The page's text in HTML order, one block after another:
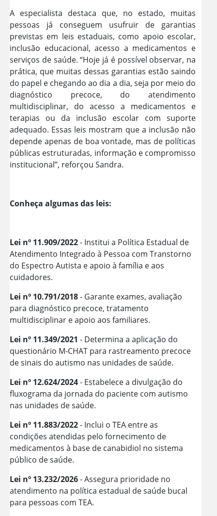
A especialista destaca que, no estado, muitas
pessoas já conseguem usufruir de garantias
previstas em leis estaduais, como apoio escolar,
inclusão educacional, acesso a medicamentos e
serviços de saúde. “Hoje já é possível observar, na
prática, que muitas dessas garantias estão saindo
do papel e chegando ao dia a dia, seja por meio do
diagnóstico precoce, do atendimento
multidisciplinar, do acesso a medicamentos e
terapias ou da inclusão escolar com suporte
adequado. Essas leis mostram que a inclusão não
depende apenas de boa vontade, mas de políticas
públicas estruturadas, informação e compromisso
institucional”, reforçou Sandra.
Conheça algumas das leis:
Lei nº 11.909/2022- Institui a Política Estadual de
Atendimento Integrado à Pessoa com Transtorno
do Espectro Autista e apoio à família e aos
cuidadores.
Lei nº 10.791/2018- Garante exames, avaliação
para diagnóstico precoce, tratamento
multidisciplinar e apoio aos familiares.
Lei nº 11.349/2021 - Determina a aplicação do
questionário M-CHAT para rastreamento precoce
de sinais do autismo nas unidades de saúde.
Lei nº 12.624/2024- Estabelece a divulgação do
fluxograma da jornada do paciente com autismo
nas unidades de saúde.
Lei nº 11.883/2022- Inclui o TEA entre as
condições atendidas pelo fornecimento de
medicamentos à base de canabidiol no sistema
público de saúde.
Lei nº 13.232/2026- Assegura prioridade no
atendimento na política estadual de saúde bucal
para pessoas com TEA.